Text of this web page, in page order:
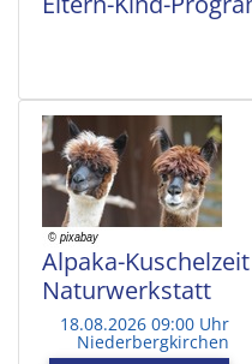
Alpaka-
Naturwerkstatt
18.08.2026 09:00 Uhr
Niederbergkirchen